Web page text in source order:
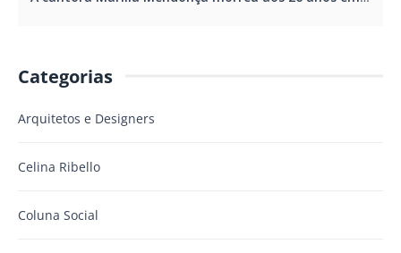
Categorias
Arquitetos e Designers
Celina Ribello
Coluna Social